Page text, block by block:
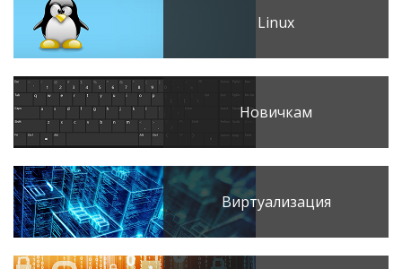
Linux
Новичкам
Виртуализация